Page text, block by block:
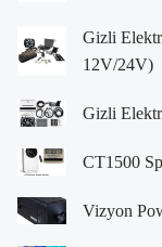
Gizli
12V/24V)
Gizli
CT1500
Vizyon